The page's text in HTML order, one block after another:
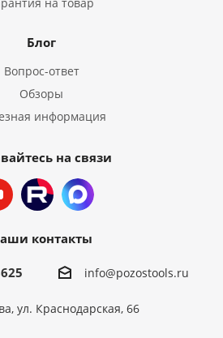
Блог
Вопрос-ответ
Обзоры
информация
на связи
контакты
info@pozostools.ru
ул. Краснодарская, 66